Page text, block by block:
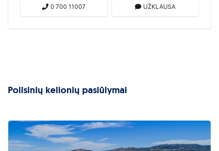
0 700 11007 UŽKLAUSA
Poilsinių kelionių pasiūlymai